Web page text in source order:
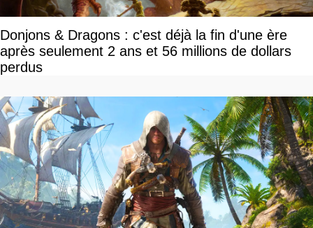
Donjons & Dragons : c'est déjà la fin d'une ère
après seulement 2 ans et 56 millions de dollars
perdus